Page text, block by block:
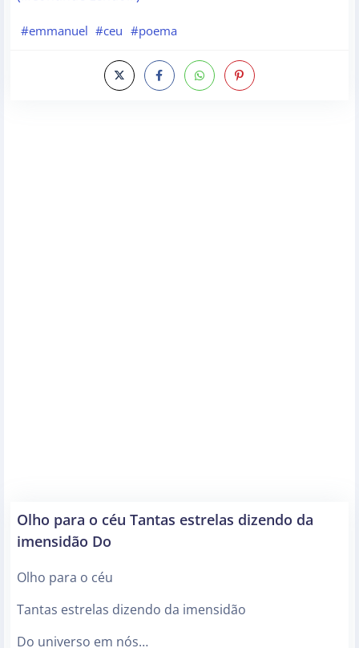
#emmanuel #ceu #poema
Olho para o céu Tantas estrelas dizendo da
imensidão Do
Olho para o céu
Tantas estrelas dizendo da imensidão
Do universo em nós…